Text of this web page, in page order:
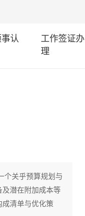
认
工作签证办
理
个关乎预算规划与
潜在附加成本等
清单与优化策